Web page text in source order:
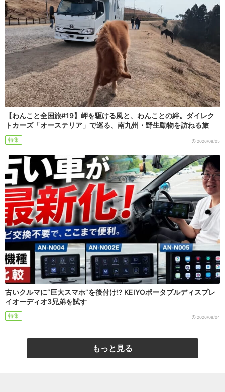
【わんこと全国旅#19】岬を駆ける風と、わんことの絆。ダイレク
トカーズ「オーステリア」で巡る、南九州・野生動物を訪ねる旅
特集 2026/08/05
古いクルマに“巨大スマホ”を後付け!? KEIYOポータブルディスプレ
イオーディオ3兄弟を試す
特集 2026/08/04
もっと見る